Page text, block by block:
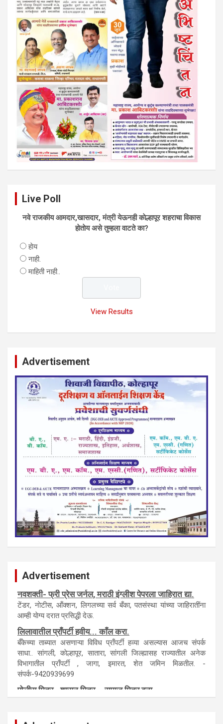
Live Poll
नवे राजकीय आमदार,खासदार, मंत्री येऊनही काेल्हापूर शहराचा विकास
हाेताेय असे तुम्हला वाटते का?
हाेय
नाही.
माहिती नाही..
View Results
Advertisement
Advertisement
नवशक्ती- फ्री प्रेस जर्नल, मराठी इंग्लीश पेपरला जाहिरात द्या.
टेंडर, नाेटीस, आँक्शन, लिगलच्या सर्व बँका, पतसंस्था यांच्या जाहिरातींना
आम्ही याेग्य दरात प्रसिद्धी देऊ.
लिलावातील प्राँपर्टी हवीय... काँल करा.
बँकेच्या ताब्यात असणाऱ्या विविध प्राँपर्टी हव्या असल्यास आजच संपर्क
साधा.. सांगली, काेल्हापूर, सातारा, सांगली जिल्ह्यासह राज्यातील अनेक
विभागातील प्राँपर्टी , जागा, इमारत, शेत जमिन मिळतील. -
संपर्क-9420939699